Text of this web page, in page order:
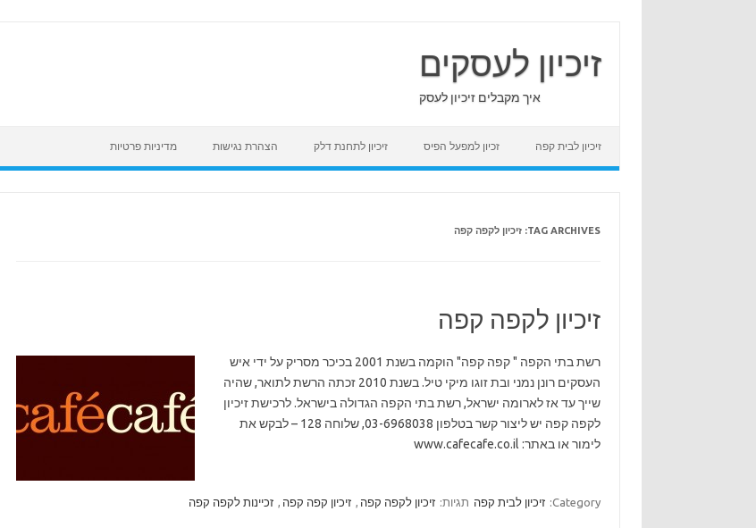
זיכיון לעסקים
איך מקבלים זיכיון לעסק
זיכיון לבית קפה זכיון למפעל הפיס זיכיון לתחנת דלק הצהרת נגישות מדיניות פרטיות
TAG ARCHIVES: זיכיון לקפה קפה
זיכיון לקפה קפה
רשת בתי הקפה " קפה קפה" הוקמה בשנת 2001 בכיכר מסריק על ידי איש
העסקים רונן נמני ובת זוגו מיקי טיל. בשנת 2010 זכתה הרשת לתואר, שהיה
שייך עד אז לארומה ישראל, רשת בתי הקפה הגדולה בישראל. לרכישת זיכיון
לקפה קפה יש ליצור קשר בטלפון 03-6968038, שלוחה 128 – לבקש את
לימור או באתר: www.cafecafe.co.il
Category: זיכיון לבית קפה תגיות: זיכיון לקפה קפה , זיכיון קפה קפה , זכיינות לקפה קפה